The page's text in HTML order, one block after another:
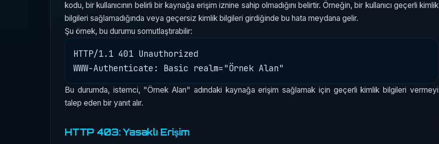
kodu, bir kullanıcının belirli bir kaynağa erişim iznine sahip olmadığını belirtir. Örneğin, bir kullanıcı geçerli kimlik
bilgileri sağlamadığında veya geçersiz kimlik bilgileri girdiğinde bu hata meydana gelir.
Şu örnek, bu durumu somutlaştırabilir:
HTTP/1.1 401 Unauthorized
Bu durumda, istemci, "Örnek Alan" adındaki kaynağa erişim sağlamak için geçerli kimlik bilgileri vermeyi
talep eden bir yanıt alır.
HTTP 403: Yasaklı Erişim